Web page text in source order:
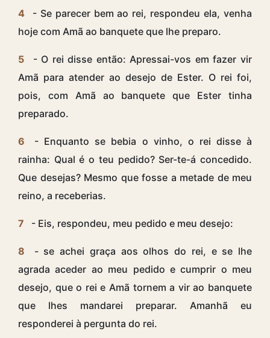
4
- Se parecer bem ao rei, respondeu ela, venha
hoje com Amã ao banquete que lhe preparo.
5
- O rei disse então: Apressai-vos em fazer vir
Amã para atender ao desejo de Ester. O rei foi,
pois, com Amã ao banquete que Ester tinha
preparado.
6
- Enquanto se bebia o vinho, o rei disse à
rainha: Qual é o teu pedido? Ser-te-á concedido.
Que desejas? Mesmo que fosse a metade de meu
reino, a receberias.
7 - Eis, respondeu, meu pedido e meu desejo:
8
- se achei graça aos olhos do rei, e se lhe
agrada aceder ao meu pedido e cumprir o meu
desejo, que o rei e Amã tornem a vir ao banquete
que lhes mandarei preparar. Amanhã eu
responderei à pergunta do rei.